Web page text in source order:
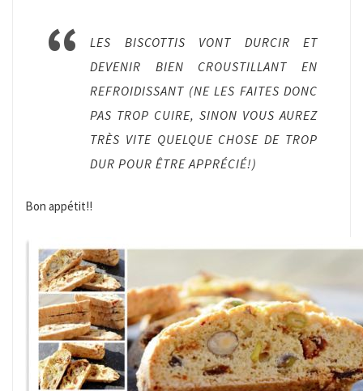
LES BISCOTTIS VONT DURCIR ET
DEVENIR BIEN CROUSTILLANT EN
REFROIDISSANT (NE LES FAITES DONC
PAS TROP CUIRE, SINON VOUS AUREZ
TRÈS VITE QUELQUE CHOSE DE TROP
DUR POUR ÊTRE APPRÉCIÉ!)
Bon appétit!!